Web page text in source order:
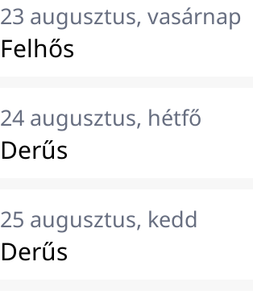
23 augusztus, vasárnap
Felhős
24 augusztus, hétfő
Derűs
25 augusztus, kedd
Derűs